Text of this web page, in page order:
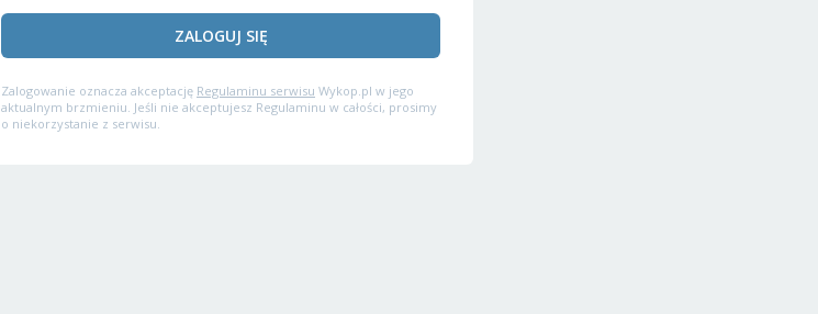
ZALOGUJ SIĘ
Zalogowanie oznacza akceptację Regulaminu serwisu Wykop.pl w jego
aktualnym brzmieniu. Jeśli nie akceptujesz Regulaminu w całości, prosimy
o niekorzystanie z serwisu.